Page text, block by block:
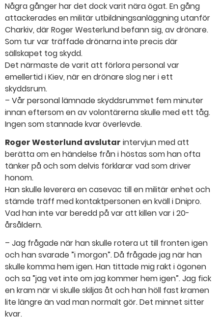
Några gånger har det dock varit nära ögat. En gång
attackerades en militär utbildningsanläggning utanför
Charkiv, där Roger Westerlund befann sig, av drönare.
Som tur var träffade drönarna inte precis där
sällskapet tog skydd.
Det närmaste de varit att förlora personal var
emellertid i Kiev, när en drönare slog ner i ett
skyddsrum.
– Vår personal lämnade skyddsrummet fem minuter
innan eftersom en av volontärerna skulle med ett tåg.
Ingen som stannade kvar överlevde.
Roger Westerlund avslutar intervjun med att
berätta om en händelse från i höstas som han ofta
tänker på och som delvis förklarar vad som driver
honom.
Han skulle leverera en casevac till en militär enhet och
stämde träff med kontaktpersonen en kväll i Dnipro.
Vad han inte var beredd på var att killen var i 20-
årsåldern.
– Jag frågade när han skulle rotera ut till fronten igen
och han svarade ”i morgon”. Då frågade jag när han
skulle komma hem igen. Han tittade mig rakt i ögonen
och sa ”jag vet inte om jag kommer hem igen”. Jag fick
en kram när vi skulle skiljas åt och han höll fast kramen
lite längre än vad man normalt gör. Det minnet sitter
kvar.